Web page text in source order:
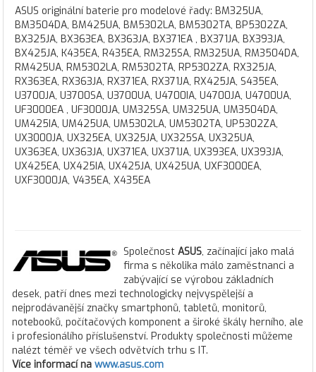
ASUS originální baterie pro modelové řady: BM325UA,
BM3504DA, BM425UA, BM5302LA, BM5302TA, BP5302ZA,
BX325JA, BX363EA, BX363JA, BX371EA , BX371JA, BX393JA,
BX425JA, K435EA, R435EA, RM325SA, RM325UA, RM3504DA,
RM425UA, RM5302LA, RM5302TA, RP5302ZA, RX325JA,
RX363EA, RX363JA, RX371EA, RX371JA, RX425JA, S435EA,
U3700JA, U3700SA, U3700UA, U4700IA, U4700JA, U4700UA,
UF3000EA , UF3000JA, UM325SA, UM325UA, UM3504DA,
UM425IA, UM425UA, UM5302LA, UM5302TA, UP5302ZA,
UX3000JA, UX325EA, UX325JA, UX325SA, UX325UA,
UX363EA, UX363JA, UX371EA, UX371JA, UX393EA, UX393JA,
UX425EA, UX425IA, UX425JA, UX425UA, UXF3000EA,
UXF3000JA, V435EA, X435EA
Společnost ASUS, začínající jako malá
firma s několika málo zaměstnanci a
zabývající se výrobou základních
desek, patří dnes mezi technologicky nejvyspělejší a
nejprodávanější značky smartphonů, tabletů, monitorů,
notebooků, počítačových komponent a široké škály herního, ale
i profesionálího příslušenství. Produkty společnosti můžeme
nalézt téměř ve všech odvětvích trhu s IT.
Více informací na www.asus.com